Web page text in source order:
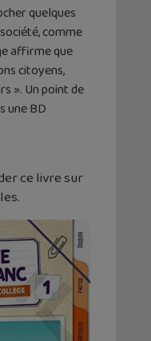
quelques
comme
affirme que
citoyens,
». Un point de
une BD
ce livre sur